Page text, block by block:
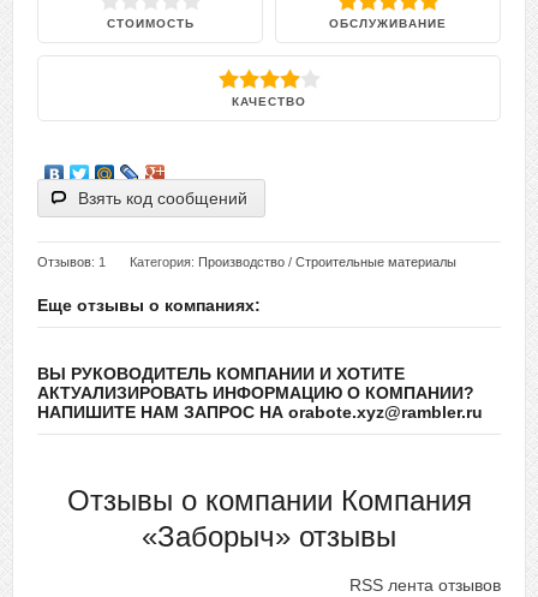
СТОИМОСТЬ ОБСЛУЖИВАНИЕ
КАЧЕСТВО
Взять код сообщений
Отзывов: 1 Категория: Производство / Строительные материалы
Еще отзывы о компаниях:
ВЫ РУКОВОДИТЕЛЬ КОМПАНИИ И ХОТИТЕ
АКТУАЛИЗИРОВАТЬ ИНФОРМАЦИЮ О КОМПАНИИ?
НАПИШИТЕ НАМ ЗАПРОС НА orabote.xyz@rambler.ru
Отзывы о компании Компания
«Заборыч» отзывы
RSS лента отзывов